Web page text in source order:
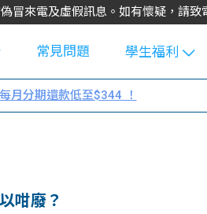
冒來電及虛假訊息。如有懷疑，請致
常見問題
學生福利
uFinance 校
園贊助
月分期還款低至$344 ！
咁廢？